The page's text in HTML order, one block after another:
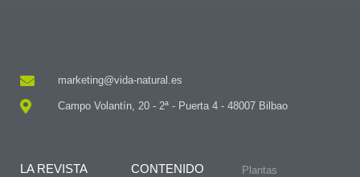
marketing@vida-natural.es
Campo Volantín, 20 - 2ª - Puerta 4 - 48007 Bilbao
LA REVISTA CONTENIDO
Plantas